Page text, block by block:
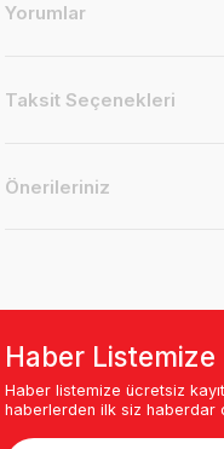
Yorumlar
Taksit Seçenekleri
Önerileriniz
Haber
Haber listemize ücretsiz
haberlerden ilk siz haberdar